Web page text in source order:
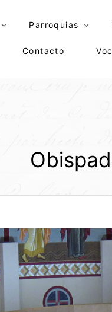
Parroquias
Contacto